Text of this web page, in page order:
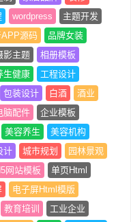
wordpress
主题开发
源码
品牌女装
影主题
相册模板
生健康
工程设计
包装设计 白酒
酒业
脑配件
企业模板
美容养生
美容机构
计 城市规划
园林景观
网站模板
单页Html
电子屏Html模版
教育培训
工业企业